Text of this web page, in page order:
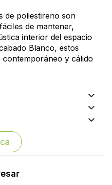
de poliestireno son
de mantener,
interior del espacio
Blanco, estos
y cálido